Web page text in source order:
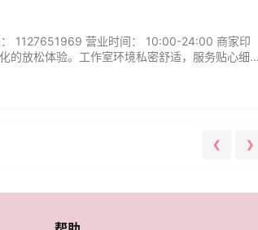
1127651969 营业时间： 10:00-24:00 商家印
的放松体验。工作室环境私密舒适，服务贴心细
❮ ❯